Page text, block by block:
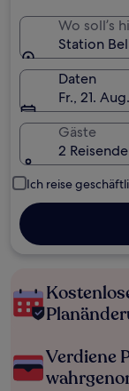
Wo soll’s
Station
Daten
Fr., 21.
Gäste
2
Ich reise
Verdiene